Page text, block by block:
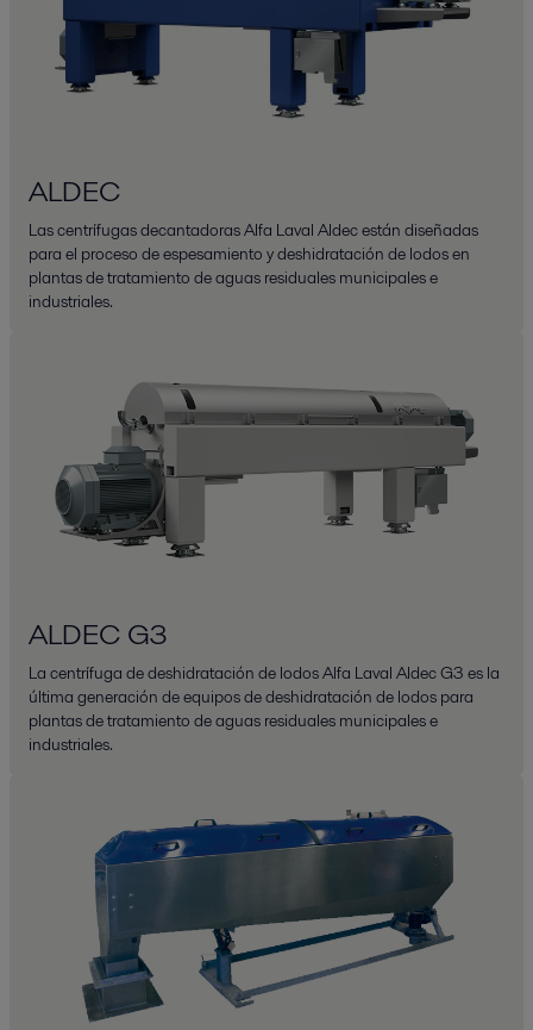
ALDEC
Las centrífugas decantadoras Alfa Laval Aldec están diseñadas
para el proceso de espesamiento y deshidratación de lodos en
plantas de tratamiento de aguas residuales municipales e
industriales.
ALDEC G3
La centrífuga de deshidratación de lodos Alfa Laval Aldec G3 es la
última generación de equipos de deshidratación de lodos para
plantas de tratamiento de aguas residuales municipales e
industriales.